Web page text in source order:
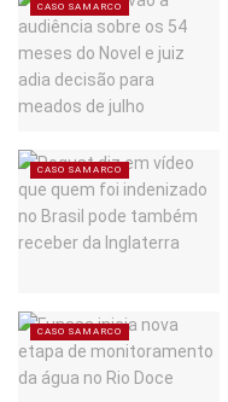
CASO SAMARCO
CASO SAMARCO
CASO SAMARCO